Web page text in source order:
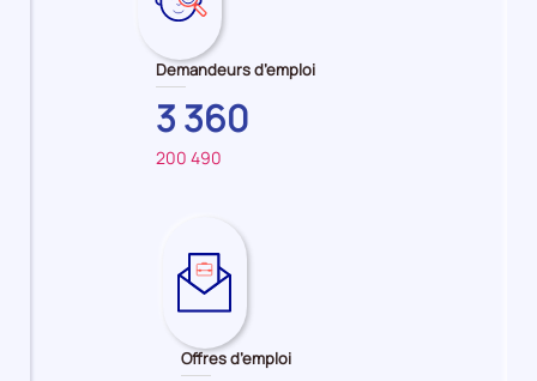
DE-
prêt-
Demandeurs d’emploi
3 360
200 490
Offres d’emploi